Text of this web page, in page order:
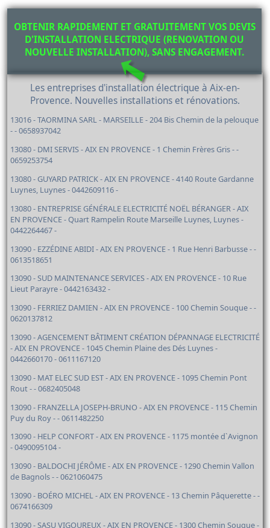
OBTENIR RAPIDEMENT ET GRATUITEMENT VOS DEVIS
D'INSTALLATION ELECTRIQUE (RENOVATION OU
NOUVELLE INSTALLATION), SANS ENGAGEMENT.
Les entreprises d'installation électrique à Aix-en-
Provence. Nouvelles installations et rénovations.
13016 - TAORMINA SARL - MARSEILLE - 204 Bis Chemin de la pelouque
- - 0658937042
13080 - DMI SERVIS - AIX EN PROVENCE - 1 Chemin Frères Gris - -
0659253754
13080 - GUYARD PATRICK - AIX EN PROVENCE - 4140 Route Gardanne
Luynes, Luynes - 0442609116 -
13080 - ENTREPRISE GÉNÉRALE ELECTRICITÉ NOËL BÉRANGER - AIX
EN PROVENCE - Quart Rampelin Route Marseille Luynes, Luynes -
0442264467 -
13090 - EZZÉDINE ABIDI - AIX EN PROVENCE - 1 Rue Henri Barbusse - -
0613518651
13090 - SUD MAINTENANCE SERVICES - AIX EN PROVENCE - 10 Rue
Lieut Parayre - 0442163432 -
13090 - FERRIEZ DAMIEN - AIX EN PROVENCE - 100 Chemin Souque - -
0620137812
13090 - AGENCEMENT BÂTIMENT CRÉATION DÉPANNAGE ELECTRICITÉ
- AIX EN PROVENCE - 1045 Chemin Plaine des Dés Luynes -
0442660170 - 0611167120
13090 - MAT ELEC SUD EST - AIX EN PROVENCE - 1095 Chemin Pont
Rout - - 0682405048
13090 - FRANZELLA JOSEPH-BRUNO - AIX EN PROVENCE - 115 Chemin
Puy du Roy - - 0611482250
13090 - HELP CONFORT - AIX EN PROVENCE - 1175 montée d`Avignon
- 0490095104 -
13090 - BALDOCHI JÉRÔME - AIX EN PROVENCE - 1290 Chemin Vallon
de Bagnols - - 0621060475
13090 - BOÉRO MICHEL - AIX EN PROVENCE - 13 Chemin Pâquerette - -
0674166309
13090 - SASU VIGOUREUX - AIX EN PROVENCE - 1300 Chemin Souque -